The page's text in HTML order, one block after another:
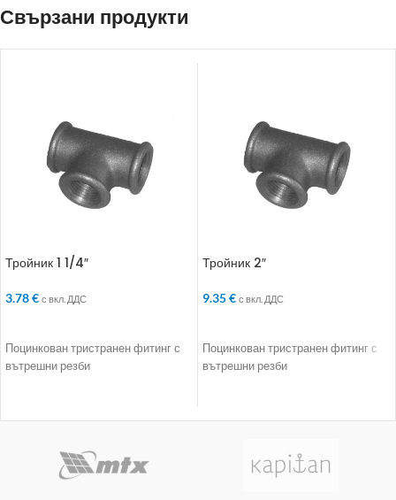
Свързани продукти
Тройник 1 1/4″
3.78€ с вкл. ДДС
Поцинкован тристранен фитинг с
вътрешни резби
Тройник 2″
9.35€ с вкл. ДДС
Поцинкован тристранен фитинг с
вътрешни резби